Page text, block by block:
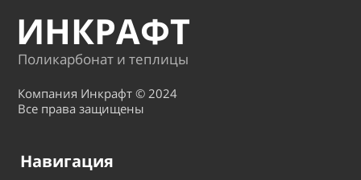
ИНКРАФТ
Поликарбонат и теплицы
Компания Инкрафт © 2024
Все права защищены
Навигация